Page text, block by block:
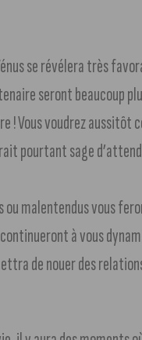
se révélera très
seront beaucoup
! Vous voudrez aussitôt
pourtant sage
malentendus vous
à vous
de nouer des